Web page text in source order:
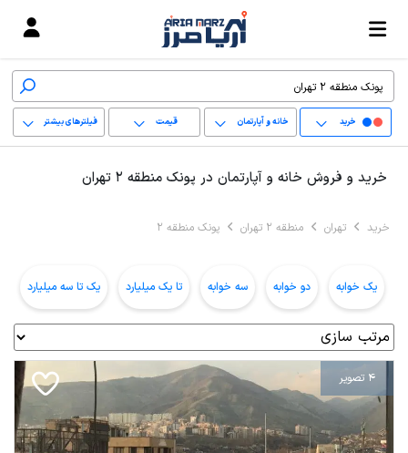
خرید خانه و آپارتمان قیمت فیلترهای بیشتر
خرید و فروش خانه و آپارتمان در پونک منطقه 2 تهران
خرید تهران منطقه 2 تهران پونک منطقه 2
یک خوابه دو خوابه سه خوابه تا یک میلیارد یک تا سه میلیارد
4 تصویر